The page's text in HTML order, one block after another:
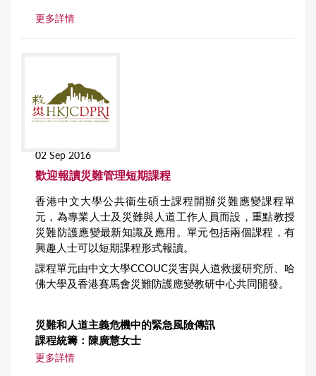
更多詳情
02 Sep 2016
歡迎報讀災難管理短期課程
香港中文大學公共衞生碩士課程開辦災難應變課程單
元，為專業人士及災難與人道工作人員而設，重點教授
災難防護應變最新知識及應用。單元包括兩個課程，有
興趣人士可以短期課程形式報讀。
課程單元由中文大學CCOUC災害與人道救援研究所、哈
佛大學及香港賽馬會災難防護應變教研中心共同開發。
災難和人道主義危機中的緊急風險傳訊
課程統籌：陳廣慧女士
更多詳情